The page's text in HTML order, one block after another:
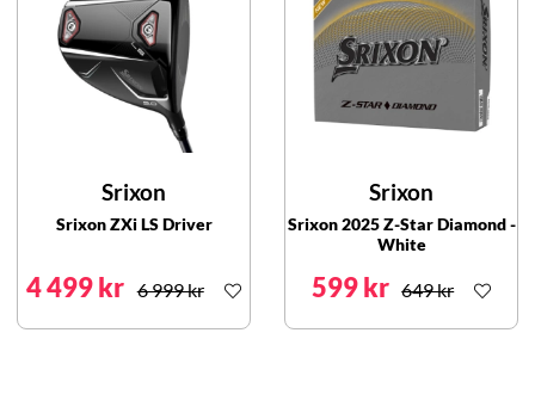
Srixon
Srixon ZXi LS Driver
4 499 kr 6 999 kr
Srixon
Srixon 2025 Z-Star Diamond -
White
599 kr 649 kr